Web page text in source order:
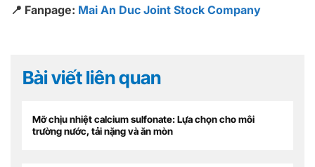
📍 Fanpage: Mai An Duc Joint Stock Company
Bài viết liên quan
Mỡ chịu nhiệt calcium sulfonate: Lựa chọn cho môi
trường nước, tải nặng và ăn mòn